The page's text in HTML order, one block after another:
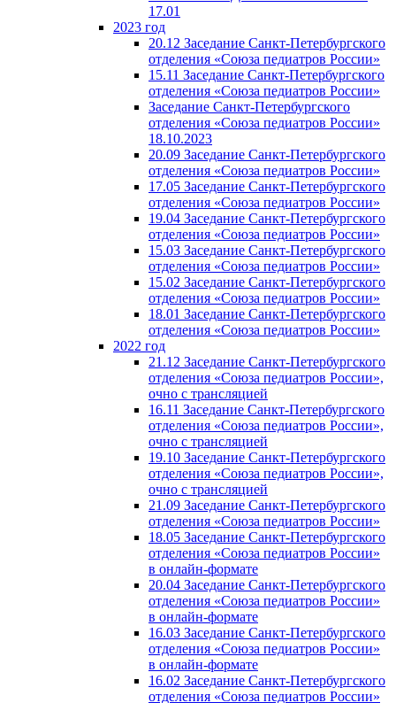
17.01
2023 год
20.12 Заседание Санкт-Петербургского
отделения «Союза педиатров России»
15.11 Заседание Санкт-Петербургского
отделения «Союза педиатров России»
Заседание Санкт-Петербургского
отделения «Союза педиатров России»
18.10.2023
20.09 Заседание Санкт-Петербургского
отделения «Союза педиатров России»
17.05 Заседание Санкт-Петербургского
отделения «Союза педиатров России»
19.04 Заседание Санкт-Петербургского
отделения «Союза педиатров России»
15.03 Заседание Санкт-Петербургского
отделения «Союза педиатров России»
15.02 Заседание Санкт-Петербургского
отделения «Союза педиатров России»
18.01 Заседание Санкт-Петербургского
отделения «Союза педиатров России»
2022 год
21.12 Заседание Санкт-Петербургского
отделения «Союза педиатров России»,
очно с трансляцией
16.11 Заседание Санкт-Петербургского
отделения «Союза педиатров России»,
очно с трансляцией
19.10 Заседание Санкт-Петербургского
отделения «Союза педиатров России»,
очно с трансляцией
21.09 Заседание Санкт-Петербургского
отделения «Союза педиатров России»
18.05 Заседание Санкт-Петербургского
отделения «Союза педиатров России»
в онлайн-формате
20.04 Заседание Санкт-Петербургского
отделения «Союза педиатров России»
в онлайн-формате
16.03 Заседание Санкт-Петербургского
отделения «Союза педиатров России»
в онлайн-формате
16.02 Заседание Санкт-Петербургского
отделения «Союза педиатров России»